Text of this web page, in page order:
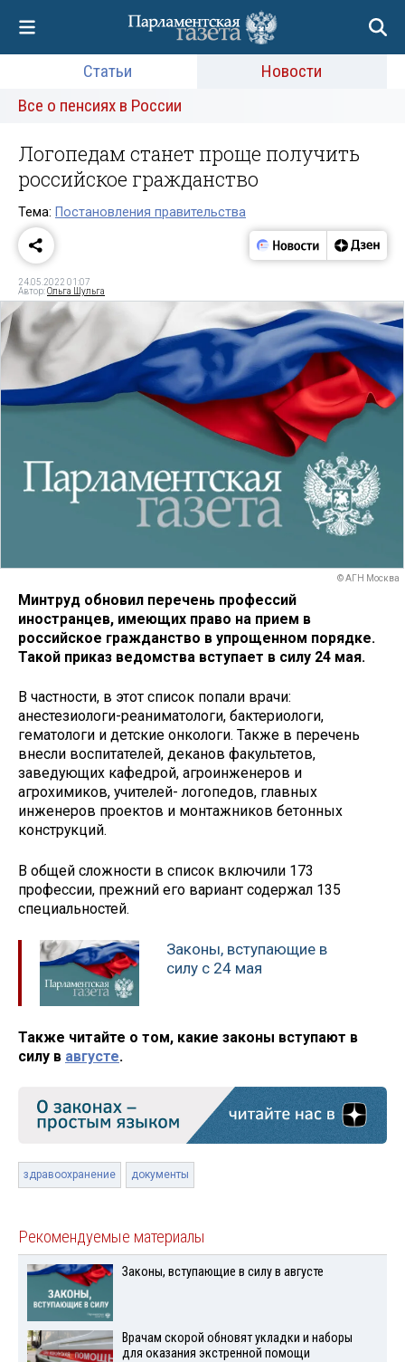
Статьи
Новости
Все о пенсиях в России
Логопедам станет проще получить
российское гражданство
Тема: Постановления правительства
24.05.2022 01:07
Автор:Ольга Шульга
© АГН Москва
Минтруд обновил перечень профессий
иностранцев, имеющих право на прием в
российское гражданство в упрощенном порядке.
Такой приказ ведомства вступает в силу 24 мая.
В частности, в этот список попали врачи:
анестезиологи-реаниматологи, бактериологи,
гематологи и детские онкологи. Также в перечень
внесли воспитателей, деканов факультетов,
заведующих кафедрой, агроинженеров и
агрохимиков, учителей- логопедов, главных
инженеров проектов и монтажников бетонных
конструкций.
В общей сложности в список включили 173
профессии, прежний его вариант содержал 135
специальностей.
Законы, вступающие в
силу с 24 мая
Также читайте о том, какие законы вступают в
силу в августе.
здравоохранение документы
Рекомендуемые материалы
Законы, вступающие в силу в августе
Врачам скорой обновят укладки и наборы
для оказания экстренной помощи